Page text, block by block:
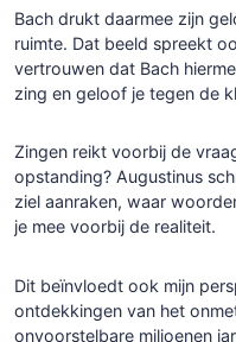
Bach drukt daarmee zijn
ruimte. Dat beeld spreekt
vertrouwen dat Bach
zing en geloof je tegen de
Zingen reikt voorbij de
opstanding? Augustinus
ziel aanraken, waar
je mee voorbij de realiteit.
Dit beïnvloedt ook mijn
ontdekkingen van het
onvoorstelbare miljoenen